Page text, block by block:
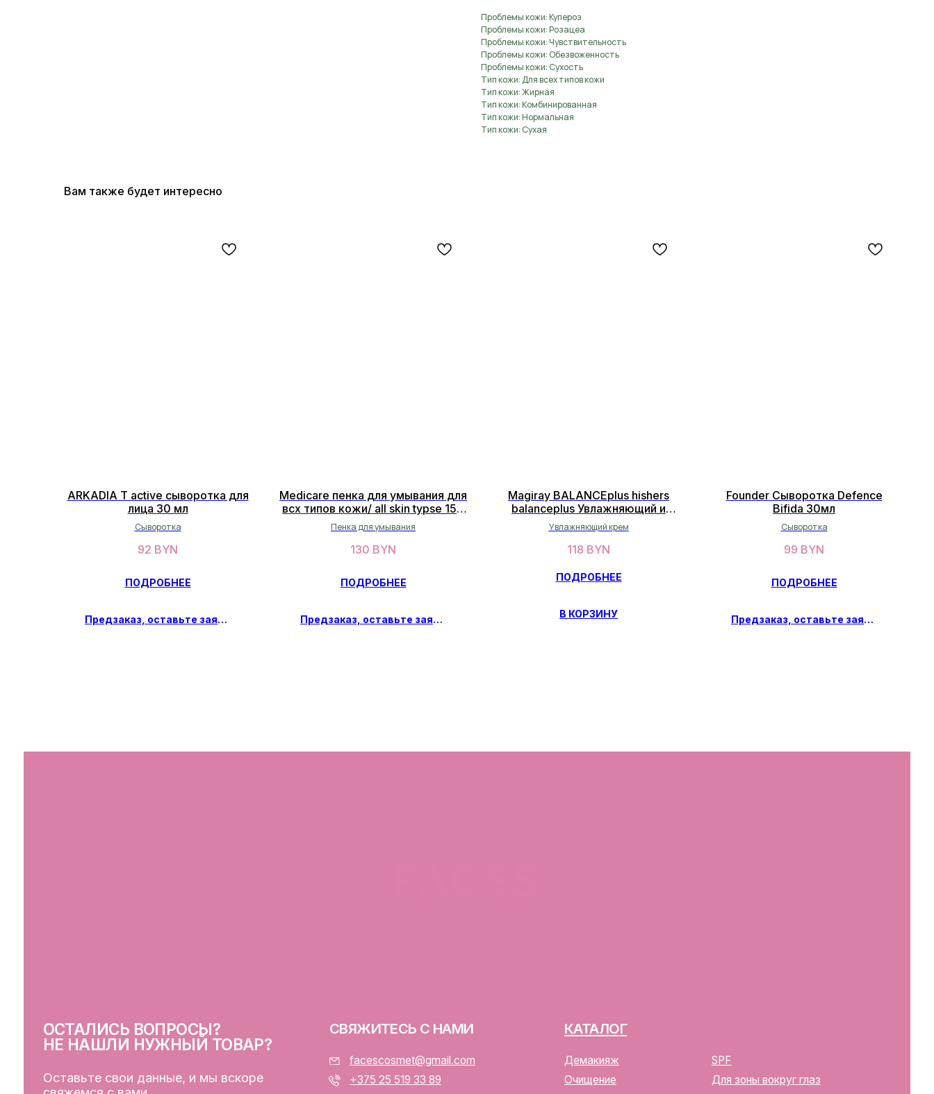
Проблемы кожи: Купероз
Проблемы кожи: Розацеа
Проблемы кожи: Чувствительность
Проблемы кожи: Обезвоженность
Проблемы кожи: Сухость
Тип кожи: Для всех типов кожи
Тип кожи: Жирная
Тип кожи: Комбинированная
Тип кожи: Нормальная
Тип кожи: Сухая
Вам также будет интересно
ARKADIA T active сыворотка для
лица 30 мл
Сыворотка
92 BYN
ПОДРОБНЕЕ
Предзаказ, оставьте заявку
Medicare пенка для умывания для
всх типов кожи/ all skin typse 150
мл
Пенка для умывания
130 BYN
ПОДРОБНЕЕ
Предзаказ, оставьте заявку
Magiray BALANCEplus hishers
balanceplus Увлажняющий и
успокаивающий чувствительной
кожи 50мл
Увлажняющий крем
118 BYN
ПОДРОБНЕЕ
В КОРЗИНУ
Founder Сыворотка Defence
Bifida 30мл
Сыворотка
99 BYN
ПОДРОБНЕЕ
Предзаказ, оставьте заявку
Каталог Свидетельство о государственной регистрации
Беларусь 13.01.2025 за №739352
р/с BY74ALFA30122F42070010270000
Публичная оферта
Обработка персональных данных